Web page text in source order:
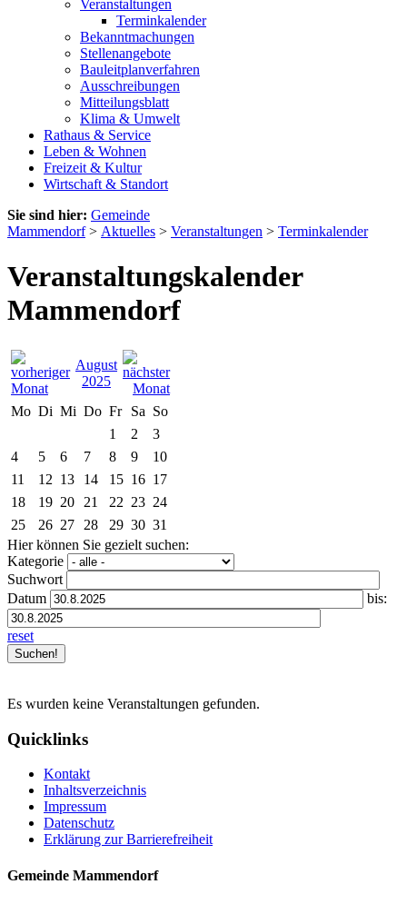
Veranstaltungen
Terminkalender
Bekanntmachungen
Stellenangebote
Bauleitplanverfahren
Ausschreibungen
Mitteilungsblatt
Klima & Umwelt
Rathaus & Service
Leben & Wohnen
Freizeit & Kultur
Wirtschaft & Standort
Sie sind hier: Gemeinde
Mammendorf> Aktuelles > Veranstaltungen > Terminkalender
Veranstaltungskalender
Mammendorf
August
2025
Mo Di Mi Do Fr Sa So
1
2
3
4
5 6 7 8 9
10
11
12 13 14 15 16 17
18
19 20 21 22 23 24
25
26 27 28 29 30 31
Hier können Sie gezielt suchen:
Kategorie
Suchwort
Datum
bis:
reset
Es wurden keine Veranstaltungen gefunden.
Quicklinks
Kontakt
Inhaltsverzeichnis
Impressum
Datenschutz
Erklärung zur Barrierefreiheit
Gemeinde Mammendorf